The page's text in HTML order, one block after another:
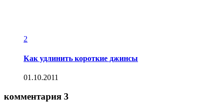
2
Как удлинить короткие джинсы
01.10.2011
комментария 3